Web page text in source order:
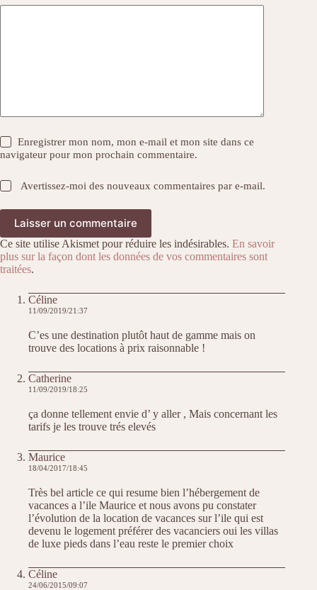
Enregistrer mon nom, mon e-mail et mon site dans ce
navigateur pour mon prochain commentaire.
Avertissez-moi des nouveaux commentaires par e-mail.
Laisser un commentaire
Ce site utilise Akismet pour réduire les indésirables. En savoir
plus sur la façon dont les données de vos commentaires sont
traitées.
Céline
11/09/2019/21:37
C’es une destination plutôt haut de gamme mais on
trouve des locations à prix raisonnable !
Catherine
11/09/2019/18:25
ça donne tellement envie d’ y aller , Mais concernant les
tarifs je les trouve trés elevés
Maurice
18/04/2017/18:45
Très bel article ce qui resume bien l’hébergement de
vacances a l’ile Maurice et nous avons pu constater
l’évolution de la location de vacances sur l’ile qui est
devenu le logement préférer des vacanciers oui les villas
de luxe pieds dans l’eau reste le premier choix
Céline
24/06/2015/09:07